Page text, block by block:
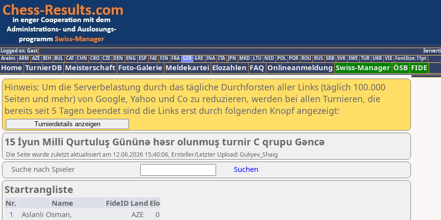
Logged on: Gast
Arabic ARM AZE BIH BUL CAT CHN CRO CZE DEN ENG ESP FAI FIN FRA GER GRE INA ITA JPN MKD LTU NED POL POR ROU RUS SRB SVK SWE TUR UKR VIE FontSize:11pt
Home TurnierDB Meisterschaft Foto-Galerie Meldekartei Elozahlen FAQ Onlineanmeldung Swiss-Manager ÖSB FIDE
Hinweis: Um die Serverbelastung durch das tägliche Durchforsten aller Links (täglich 100.000
Seiten und mehr) von Google, Yahoo und Co zu reduzieren, werden bei allen Turnieren, die
bereits seit 5 Tagen beendet sind die Links erst durch folgenden Knopf angezeigt:
15 İyun Milli Qurtuluş Gününə həsr olunmuş turnir C qrupu Gəncə
Die Seite wurde zuletzt aktualisiert am 12.06.2026 15:40:06, Ersteller/Letzter Upload: Guliyev_Shaig
Suche nach Spieler Suchen
Startrangliste
Nr. Name FideID Land Elo
1
Aslanlı Osman, AZE
0